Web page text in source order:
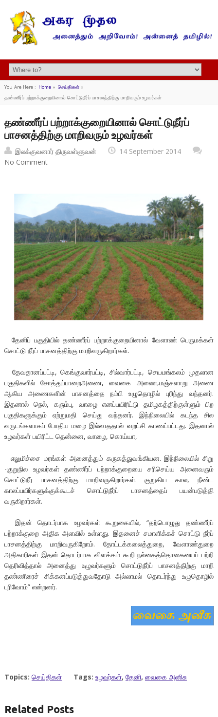
You Are Here : Home» செய்திகள்»
தண்ணீர்ப் பற்றாக்குறையினால் சொட்டுநீர்ப் பாசனத்திற்கு மாறிவரும் உழவர்கள்
தண்ணீர்ப் பற்றாக்குறையினால் சொட்டுநீர்ப்
பாசனத்திற்கு மாறிவரும் உழவர்கள்
இலக்குவனார் திருவள்ளுவன்
14 September 2014
No Comment
தேனிப் பகுதியில் தண்ணீர்ப் பற்றாக்குறையினால் வேளாண் பெருமக்கள்
சொட்டு நீர்ப் பாசனத்திற்கு மாறிவருகிறார்கள்.
தேவதானப்பட்டி, கெங்குவார்பட்டி, சில்வார்பட்டி, செயமங்கலம் முதலான
பகுதிகளில் சோத்துப்பாறைஅணை, வைகை அணை,மஞ்சளாறு அணை
ஆகிய அணைகளின் பாசனத்தை நம்பி உழுதொழில் புரிந்து வந்தனர்.
இதனால் நெல், கரும்பு, வாழை எனப்பயிரிட்டு தமிழகத்திற்குள்ளும் பிற
பகுதிகளுக்கும் ஏற்றுமதி செய்து வந்தனர். இந்நிலையில் கடந்த சில
வருடங்களாகப் போதிய மழை இல்லாததால் வறட்சி காணப்பட்டது. இதனால்
உழவர்கள் பயிரிட்ட தென்னை, வாழை, கொய்யா,
எலுமிச்சை மரங்கள் அனைத்தும் கருகத்துவங்கியன. இந்நிலையில் சிறு
-குறுநில உழவர்கள் தண்ணீர்ப் பற்றாக்குறையை சரிசெய்ய அனைவரும்
சொட்டுநீர் பாசனத்திற்கு மாறிவருகிறார்கள். குறுகிய கால, நீண்ட
காலப்பயிர்களுக்குக்கூடச் சொட்டுநீர்ப் பாசனத்தைப் பயன்படுத்தி
வருகிறார்கள்.
இதன் தொடர்பாக உழவர்கள் கூறுகையில், “தற்பொழுது தண்ணீர்ப்
பற்றாக்குறை அதிக அளவில் உள்ளது. இதனைச் சமாளிக்கச் சொட்டு நீர்ப்
பாசனத்திற்கு மாறிவருகிறோம். தோட்டக்கலைத்துறை, வேளாண்துறை
அதிகாரிகள் இதன் தொடர்பாக விளக்கம் கூறி நல்கைத்தொகையைப் பற்றி
தெரிவித்தால் அனைத்து உழுவர்களும் சொட்டுநீர்ப் பாசனத்திற்கு மாறி
தண்ணீரைச் சிக்கனப்படுத்துவதோடு அல்லாமல் தொடர்ந்து உழுதொழில்
புரிவோம்” என்றனர்.
Topics: செய்திகள் Tags: உழவர்கள், தேனி, வைகை அனிசு
Related Posts